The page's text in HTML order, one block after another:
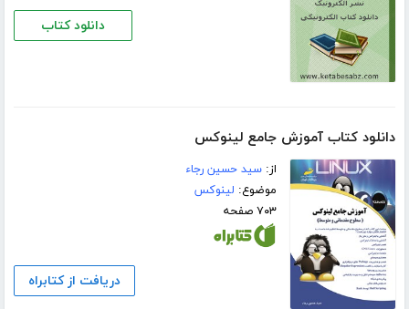
دانلود کتاب
دانلود کتاب آموزش جامع لینوکس
از:سید حسین رجاء
موضوع: لینوکس
۷۰۳ صفحه
دریافت از کتابراه